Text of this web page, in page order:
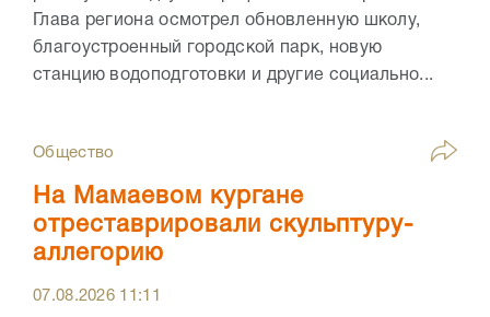
Глава региона осмотрел обновленную школу,
благоустроенный городской парк, новую
станцию водоподготовки и другие социально...
Общество
На Мамаевом кургане
отреставрировали скульптуру-
аллегорию
07.08.2026 11:11